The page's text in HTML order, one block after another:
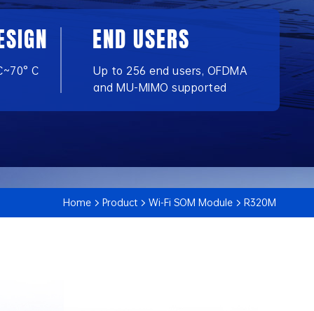
C
END USERS
Up to 256 end users, OFDMA
and MU-MIMO supported
Home Product Wi-Fi SOM Module ​R320M